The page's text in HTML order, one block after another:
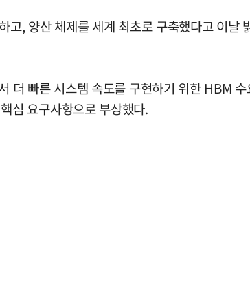
, 양산 체제를 세계 최초로 구축했다고 이
더 빠른 시스템 속도를 구현하기 위한 HBM
심 요구사항으로 부상했다.